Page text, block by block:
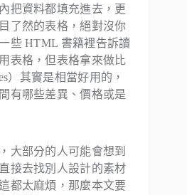
把資料都填充進去，更
了然的表格，絕對沒你
些 HTML 書籍裡告訴讀
表格，但表格拿來做比
）其實是相當好用的，
有哪些差異、價格或是
大部分的人可能會想到
接去找別人設計的素材
都太麻煩，那麼本文要